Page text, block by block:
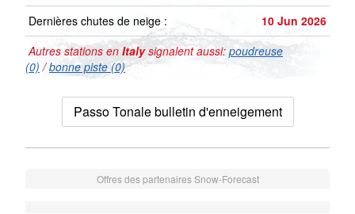
Dernières chutes de neige :
10 Jun 2026
Autres stations en Italysignalent aussi: poudreuse
(0) /bonne piste (0)
Passo Tonale bulletin d'enneigement
Offres des partenaires Snow-Forecast